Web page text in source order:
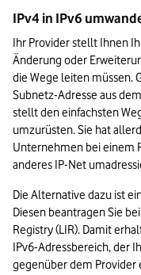
IPv4 in IPv6
Ihr Provider stellt Ihnen
Änderung oder
die Wege leiten müssen.
Subnetz-Adresse aus
stellt den einfachsten
umzurüsten. Sie hat
Unternehmen bei einem
anderes IP-Net
Die Alternative dazu ist
Diesen beantragen Sie
Registry (LIR). Damit
IPv6-Adressbereich, der
gegenüber dem Provider